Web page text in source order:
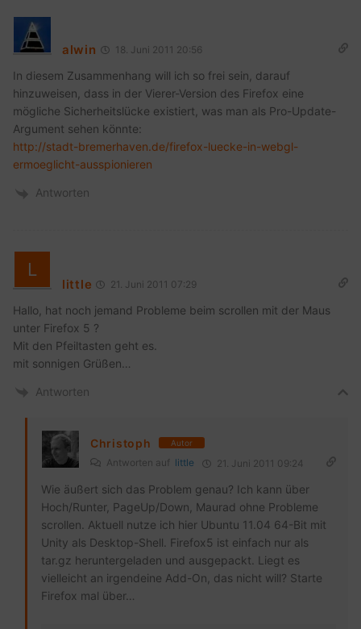
alwin 18. Juni 2011 20:56
In diesem Zusammenhang will ich so frei sein, darauf
hinzuweisen, dass in der Vierer-Version des Firefox eine
mögliche Sicherheitslücke existiert, was man als Pro-Update-
Argument sehen könnte:
http://stadt-bremerhaven.de/firefox-luecke-in-webgl-
ermoeglicht-ausspionieren
Antworten
little 21. Juni 2011 07:29
Hallo, hat noch jemand Probleme beim scrollen mit der Maus
unter Firefox 5 ?
Mit den Pfeiltasten geht es.
mit sonnigen Grüßen…
Antworten
Christoph Autor
Antworten auf little 21. Juni 2011 09:24
Wie äußert sich das Problem genau? Ich kann über
Hoch/Runter, PageUp/Down, Maurad ohne Probleme
scrollen. Aktuell nutze ich hier Ubuntu 11.04 64-Bit mit
Unity als Desktop-Shell. Firefox5 ist einfach nur als
tar.gz heruntergeladen und ausgepackt. Liegt es
vielleicht an irgendeine Add-On, das nicht will? Starte
Firefox mal über…